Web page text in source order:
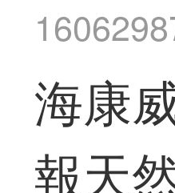
海康
報天